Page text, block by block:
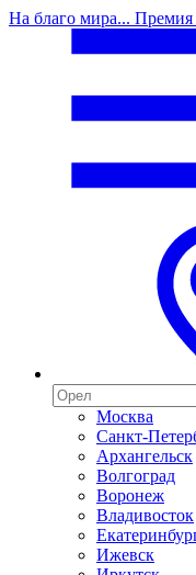
На благо мира... Премия
Москва
Санкт-
Архангельск
Волгоград
Воронеж
Владивосток
Ижевск